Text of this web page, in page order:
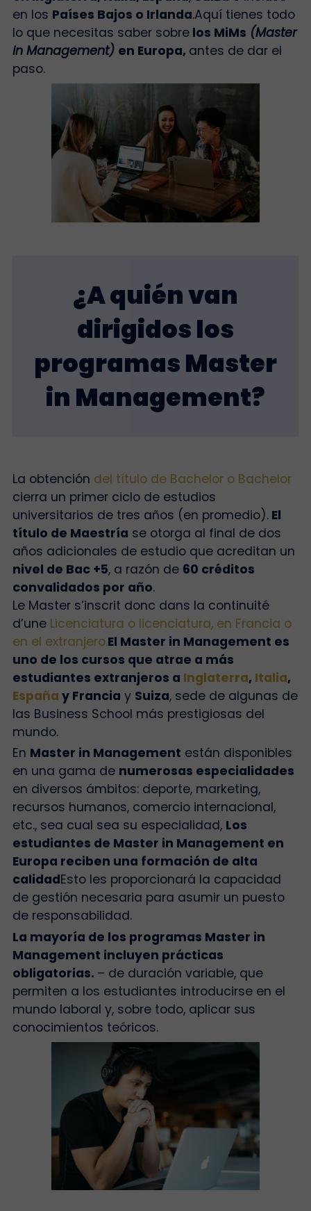
en los Países Bajos o Irlanda.Aquí tienes todo
lo que necesitas saber sobrelos MiMs (Master
in Management) en Europa, antes de dar el
paso.
¿A quién van
dirigidos los
programas Master
in Management?
La obtención del título de Bachelor o Bachelor
cierra un primer ciclo de estudios
universitarios de tres años (en promedio).El
título de Maestría se otorga al final de dos
años adicionales de estudio que acreditan un
nivel de Bac +5, a razón de 60 créditos
convalidados por año.
Le Master s’inscrit donc dans la continuité
d’une Licenciatura o licenciatura, en Francia o
en el extranjero.El Master in Management es
uno de los cursos que atrae a más
estudiantes extranjeros a Inglaterra, Italia,
España y Francia y Suiza, sede de algunas de
las Business School más prestigiosas del
mundo.
En Master in Management están disponibles
en una gama de numerosas especialidades
en diversos ámbitos: deporte, marketing,
recursos humanos, comercio internacional,
etc., sea cual sea su especialidad, Los
estudiantes de Master in Management en
Europa reciben una formación de alta
calidadEsto les proporcionará la capacidad
de gestión necesaria para asumir un puesto
de responsabilidad.
La mayoría de los programas Master in
Management incluyen prácticas
obligatorias. – de duración variable, que
permiten a los estudiantes introducirse en el
mundo laboral y, sobre todo, aplicar sus
conocimientos teóricos.